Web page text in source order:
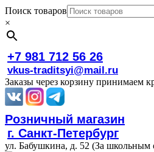
Поиск товаров
×
+7 981 712 56 26
vkus-traditsyi@mail.ru
Заказы через корзину принимаем
Розничный магазин
г. Санкт-Петербург
ул. Бабушкина, д. 52 (За школьным